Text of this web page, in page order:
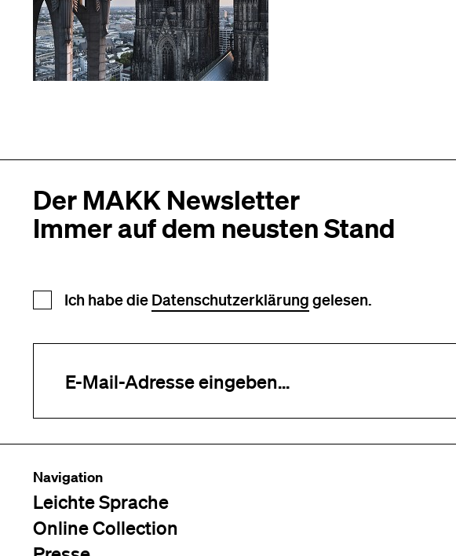
Der MAKK Newsletter
Immer auf dem neusten Stand
Newsletter Anmeldung
Ich habe die Datenschutzerklärung gelesen.
Navigation
Leichte Sprache
Online Collection